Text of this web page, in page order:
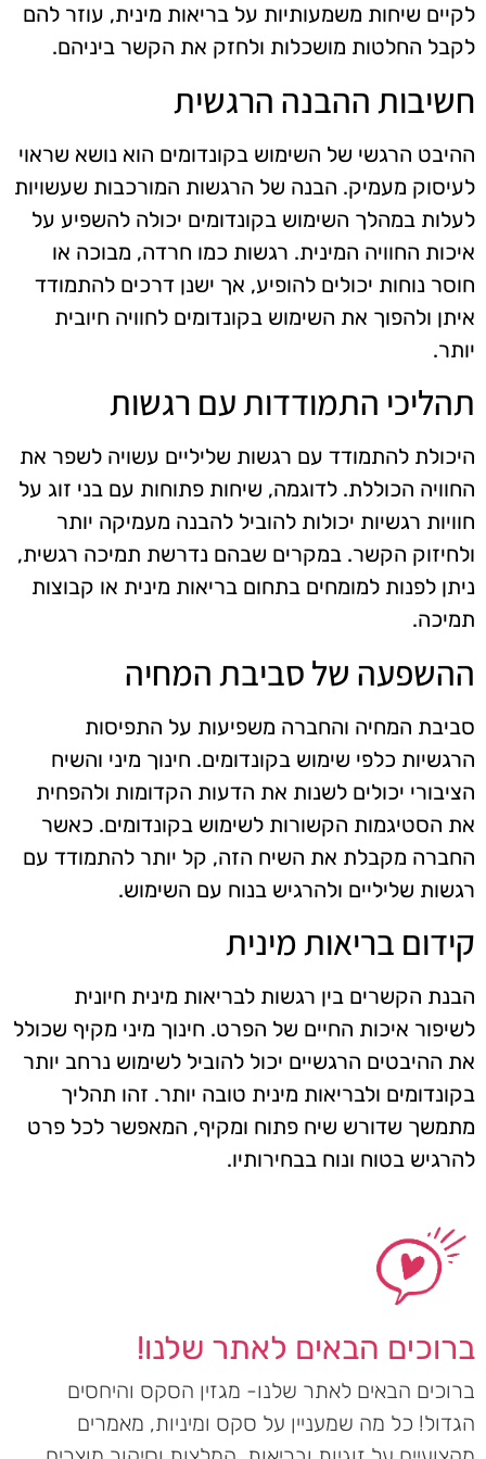
לקיים שיחות משמעותיות על בריאות מינית, עוזר להם
לקבל החלטות מושכלות ולחזק את הקשר ביניהם.
חשיבות ההבנה הרגשית
ההיבט הרגשי של השימוש בקונדומים הוא נושא שראוי
לעיסוק מעמיק. הבנה של הרגשות המורכבות שעשויות
לעלות במהלך השימוש בקונדומים יכולה להשפיע על
איכות החוויה המינית. רגשות כמו חרדה, מבוכה או
חוסר נוחות יכולים להופיע, אך ישנן דרכים להתמודד
איתן ולהפוך את השימוש בקונדומים לחוויה חיובית
יותר.
תהליכי התמודדות עם רגשות
היכולת להתמודד עם רגשות שליליים עשויה לשפר את
החוויה הכוללת. לדוגמה, שיחות פתוחות עם בני זוג על
חוויות רגשיות יכולות להוביל להבנה מעמיקה יותר
ולחיזוק הקשר. במקרים שבהם נדרשת תמיכה רגשית,
ניתן לפנות למומחים בתחום בריאות מינית או קבוצות
תמיכה.
ההשפעה של סביבת המחיה
סביבת המחיה והחברה משפיעות על התפיסות
הרגשיות כלפי שימוש בקונדומים. חינוך מיני והשיח
הציבורי יכולים לשנות את הדעות הקדומות ולהפחית
את הסטיגמות הקשורות לשימוש בקונדומים. כאשר
החברה מקבלת את השיח הזה, קל יותר להתמודד עם
רגשות שליליים ולהרגיש בנוח עם השימוש.
קידום בריאות מינית
הבנת הקשרים בין רגשות לבריאות מינית חיונית
לשיפור איכות החיים של הפרט. חינוך מיני מקיף שכולל
את ההיבטים הרגשיים יכול להוביל לשימוש נרחב יותר
בקונדומים ולבריאות מינית טובה יותר. זהו תהליך
מתמשך שדורש שיח פתוח ומקיף, המאפשר לכל פרט
להרגיש בטוח ונוח בבחירותיו.
ברוכים הבאים לאתר שלנו!
ברוכים הבאים לאתר שלנו- מגזין הסקס והיחסים
הגדול! כל מה שמעניין על סקס ומיניות, מאמרים